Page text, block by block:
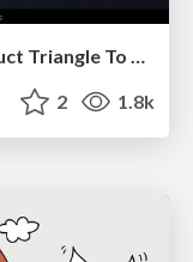
2 1.8k